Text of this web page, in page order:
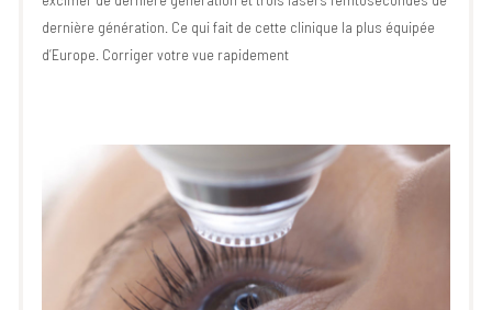
dernière génération. Ce qui fait de cette clinique la plus équipée
d’Europe. Corriger votre vue rapidement